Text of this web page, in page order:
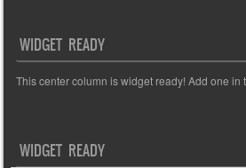
WIDGET READY
This center column is widget ready! Add one in
WIDGET READY